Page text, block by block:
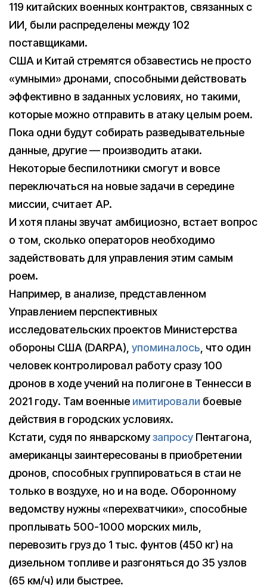
119 китайских военных контрактов, связанных с
ИИ, были распределены между 102
поставщиками.
США и Китай стремятся обзавестись не просто
«умными» дронами, способными действовать
эффективно в заданных условиях, но такими,
которые можно отправить в атаку целым роем.
Пока одни будут собирать разведывательные
данные, другие — производить атаки.
Некоторые беспилотники смогут и вовсе
переключаться на новые задачи в середине
миссии, считает AP.
И хотя планы звучат амбициозно, встает вопрос
о том, сколько операторов необходимо
задействовать для управления этим самым
роем.
Например, в анализе, представленном
Управлением перспективных
исследовательских проектов Министерства
обороны США (DARPA), упоминалось, что один
человек контролировал работу сразу 100
дронов в ходе учений на полигоне в Теннесси в
2021 году. Там военные имитировали боевые
действия в городских условиях.
Кстати, судя по январскомузапросу Пентагона,
американцы заинтересованы в приобретении
дронов, способных группироваться в стаи не
только в воздухе, но и на воде. Оборонному
ведомству нужны «перехватчики», способные
проплывать 500-1000 морских миль,
перевозить груз до 1 тыс. фунтов (450 кг) на
дизельном топливе и разгоняться до 35 узлов
(65 км/ч) или быстрее.